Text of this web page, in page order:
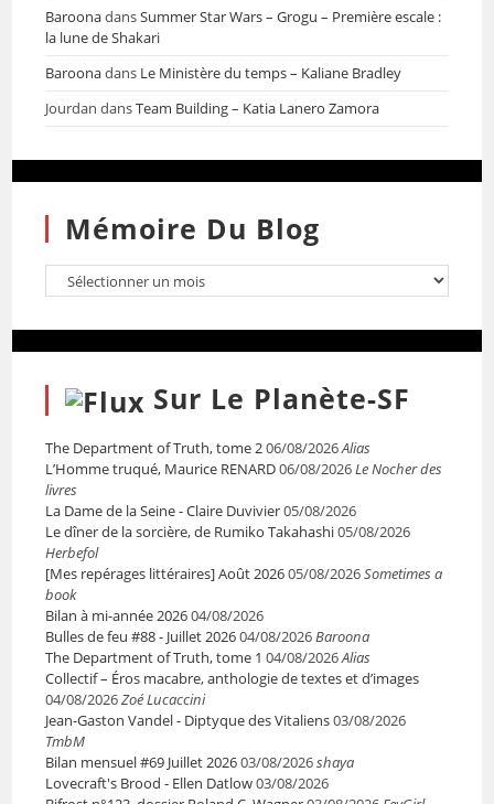
BaroonadansSummer Star Wars – Grogu – Première escale :
la lune de Shakari
Baroonadans Le Ministère du temps – Kaliane Bradley
Jourdan dansTeam Building – Katia Lanero Zamora
Mémoire Du Blog
Sur Le Planète-SF
The Department of Truth, tome 206/08/2026Alias
L’Homme truqué, Maurice RENARD06/08/2026Le Nocher des
livres
La Dame de la Seine - Claire Duvivier05/08/2026
Le dîner de la sorcière, de Rumiko Takahashi05/08/2026
Herbefol
[Mes repérages littéraires] Août 202605/08/2026Sometimes a
book
Bilan à mi-année 202604/08/2026
Bulles de feu #88 - Juillet 202604/08/2026Baroona
The Department of Truth, tome 1 04/08/2026Alias
Collectif – Éros macabre, anthologie de textes et d’images
04/08/2026Zoé Lucaccini
Jean-Gaston Vandel - Diptyque des Vitaliens03/08/2026
TmbM
Bilan mensuel #69 Juillet 202603/08/2026shaya
Lovecraft's Brood - Ellen Datlow03/08/2026